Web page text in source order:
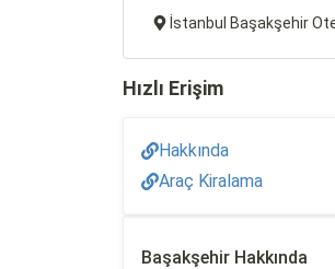
İstanbul Başakşehir
Hızlı Erişim
Hakkında
Araç Kiralama
Başakşehir Hakkında